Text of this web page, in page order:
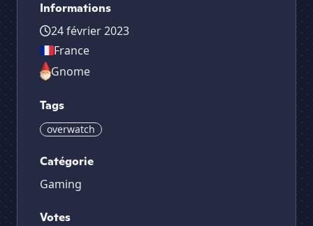
Informations
24 février 2023
France
Gnome
Tags
overwatch
Catégorie
Gaming
Votes